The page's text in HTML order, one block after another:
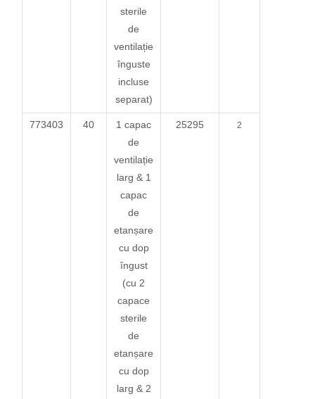
sterile
de
ventilație
înguste
incluse
separat)
773403 40
1 capac
de
ventilație
larg & 1
capac
de
etanșare
cu dop
îngust
(cu 2
capace
sterile
de
etanșare
cu dop
larg & 2
25295 2